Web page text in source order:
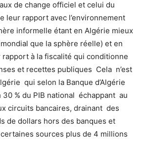
de change officiel et celui du
leur rapport avec l’environnement
informelle étant en Algérie mieux
que la sphère réelle) et en
à la fiscalité qui conditionne
et recettes publiques Cela n’est
qui selon la Banque d’Algérie
% du PIB national échappant au
circuits bancaires, drainant des
de dollars hors des banques et
sources plus de 4 millions